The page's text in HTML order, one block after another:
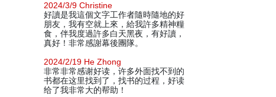
2024/3/9 Christine
好讀是我這個文字工作者隨時隨地的好
朋友，我有空就上來，給我許多精神糧
食，伴我度過許多白天黑夜，有好讀，
真好！非常感謝幕後團隊。
2024/2/19 He Zhong
非常非常感谢好读，许多外面找不到的
书都在这里找到了，找书的过程，好读
给了我非常大的帮助！